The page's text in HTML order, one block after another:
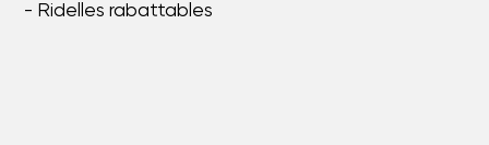
- Ridelles rabattables